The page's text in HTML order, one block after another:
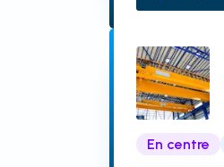
En centre